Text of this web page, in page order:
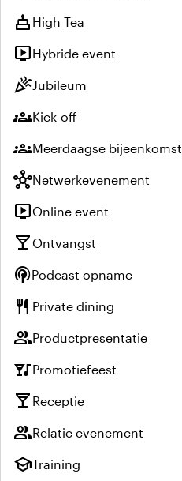
cake High Tea
live_tvHybride event
celebrationJubileum
groupsKick-off
groupsMeerdaagse bijeenkomst
hubNetwerkevenement
live_tvOnline event
local_bar Ontvangst
podcastsPodcast opname
restaurant Private dining
groupProductpresentatie
nightlifePromotiefeest
local_bar Receptie
groupRelatie evenement
schoolTraining